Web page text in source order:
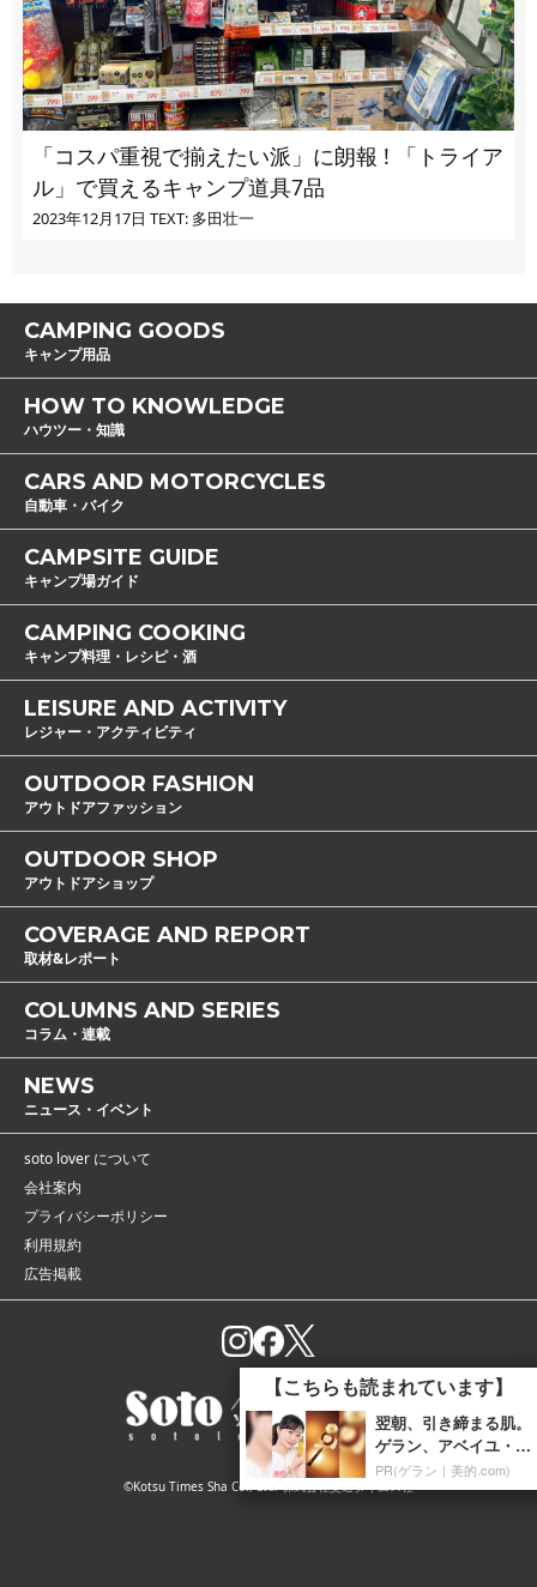
【こちらも読まれています】
翌朝、引き締まる肌。
ゲラン、アベイユ・ロ
イヤルの新ナイトケア
PR(ゲラン｜美的.com)
「コスパ重視で揃えたい派」に朗報 ! 「トライア
ル」で買えるキャンプ道具7品
2023年12月17日 TEXT: 多田壮一
CAMPING GOODS
キャンプ用品
HOW TO KNOWLEDGE
ハウツー・知識
CARS AND MOTORCYCLES
自動車・バイク
CAMPSITE GUIDE
キャンプ場ガイド
CAMPING COOKING
キャンプ料理・レシピ・酒
LEISURE AND ACTIVITY
レジャー・アクティビティ
OUTDOOR FASHION
アウトドアファッション
OUTDOOR SHOP
アウトドアショップ
COVERAGE AND REPORT
取材&レポート
COLUMNS AND SERIES
コラム・連載
NEWS
ニュース・イベント
soto lover について
会社案内
プライバシーポリシー
利用規約
広告掲載
©Kotsu Times Sha Co., Ltd. 株式会社交通タイムス社